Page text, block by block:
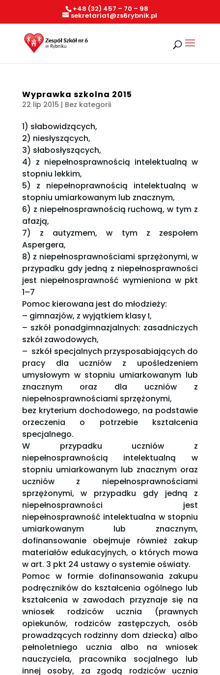
+48 (32) 457 – 70 – 98
sekretariat@zs6rybnik.pl
Wyprawka szkolna 2015
22 lip 2015 | Bez kategorii
1) słabowidzących,
2) niesłyszących,
3) słabosłyszących,
4) z niepełnosprawnością intelektualną w
stopniu lekkim,
5) z niepełnoprawnością intelektualną w
stopniu umiarkowanym lub znacznym,
6) z niepełnosprawnością ruchową, w tym z
afazją,
7) z autyzmem, w tym z zespołem
Aspergera,
8) z niepełnosprawnościami sprzężonymi, w
przypadku gdy jedną z niepełnosprawności
jest niepełnosprawność wymieniona w pkt
1–7
Pomoc kierowana jest do młodzieży:
– gimnazjów, z wyjątkiem klasy I,
– szkół ponadgimnazjalnych: zasadniczych
szkół zawodowych,
– szkół specjalnych przysposabiających do
pracy dla uczniów z upośledzeniem
umysłowym w stopniu umiarkowanym lub
znacznym oraz dla uczniów z
niepełnosprawnościami sprzężonymi,
bez kryterium dochodowego, na podstawie
orzeczenia o potrzebie kształcenia
specjalnego.
W przypadku uczniów z
niepełnosprawnością intelektualną w
stopniu umiarkowanym lub znacznym oraz
uczniów z niepełnosprawnościami
sprzężonymi, w przypadku gdy jedną z
niepełnosprawności jest
niepełnosprawność intelektualna w stopniu
umiarkowanym lub znacznym,
dofinansowanie obejmuje również zakup
materiałów edukacyjnych, o których mowa
w art. 3 pkt 24 ustawy o systemie oświaty.
Pomoc w formie dofinansowania zakupu
podręczników do kształcenia ogólnego lub
kształcenia w zawodach przyznaje się na
wniosek rodziców ucznia (prawnych
opiekunów, rodziców zastępczych, osób
prowadzących rodzinny dom dziecka) albo
pełnoletniego ucznia albo na wniosek
nauczyciela, pracownika socjalnego lub
innej osoby, za zgodą rodziców ucznia